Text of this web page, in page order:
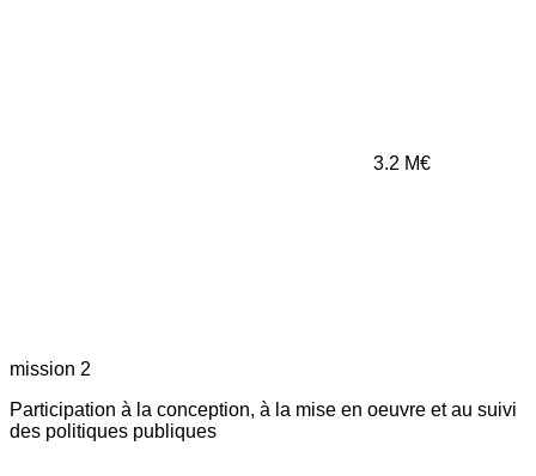
3.2 M€
mission 2
Participation à la conception, à la mise en oeuvre et au suivi
des politiques publiques